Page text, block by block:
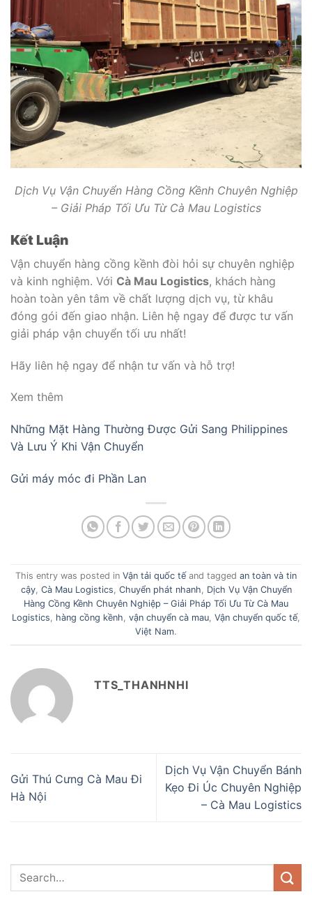
Dịch Vụ Vận Chuyển Hàng Cồng Kềnh Chuyên Nghiệp
– Giải Pháp Tối Ưu Từ Cà Mau Logistics
Kết Luận
Vận chuyển hàng cồng kềnh đòi hỏi sự chuyên nghiệp
và kinh nghiệm. Với Cà Mau Logistics, khách hàng
hoàn toàn yên tâm về chất lượng dịch vụ, từ khâu
đóng gói đến giao nhận. Liên hệ ngay để được tư vấn
giải pháp vận chuyển tối ưu nhất!
Hãy liên hệ ngay để nhận tư vấn và hỗ trợ!
Xem thêm
Những Mặt Hàng Thường Được Gửi Sang Philippines
Và Lưu Ý Khi Vận Chuyển
Gửi máy móc đi Phần Lan
This entry was posted in Vận tải quốc tế and tagged an toàn và tin
cậy, Cà Mau Logistics, Chuyển phát nhanh, Dịch Vụ Vận Chuyển
Hàng Cồng Kềnh Chuyên Nghiệp – Giải Pháp Tối Ưu Từ Cà Mau
Logistics, hàng cồng kềnh, vận chuyển cà mau, Vận chuyển quốc tế,
Việt Nam.
TTS_THANHNHI
Gửi Thú Cưng Cà Mau Đi
Hà Nội
Dịch Vụ Vận Chuyển Bánh
Kẹo Đi Úc Chuyên Nghiệp
– Cà Mau Logistics